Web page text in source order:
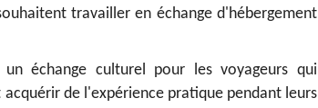
travailler en échange d'hébergement
échange culturel pour les voyageurs qui
de l'expérience pratique pendant leurs